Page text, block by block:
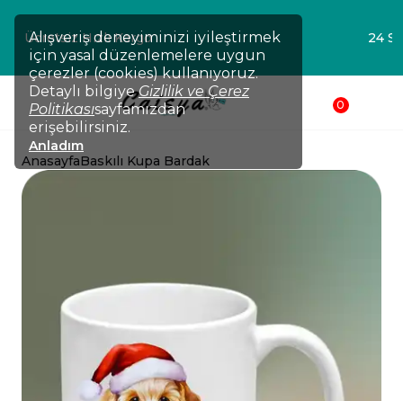
Alışveriş deneyiminizi iyileştirmek
için yasal düzenlemelere uygun
çerezler (cookies) kullanıyoruz.
Detaylı bilgiye Gizlilik ve Çerez
Politikasısayfamızdan
erişebilirsiniz.
Anladım
💸TÜM ÜRÜNLERDE !!! 2 Ürün Al -75₺💸 - 3 Ürün Al - 125₺
💸- 4 Ürün Al -200₺ 💸- 5 Ürün Al -250₺ 💸 Sepetinden
düşsün !!!💸
0
AnasayfaBaskılı Kupa Bardak